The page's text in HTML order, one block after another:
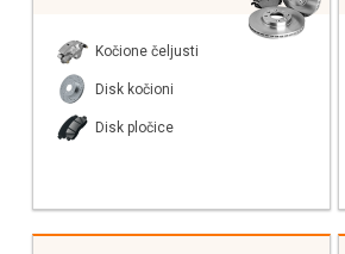
Kočione čeljusti
Disk kočioni
Disk pločice